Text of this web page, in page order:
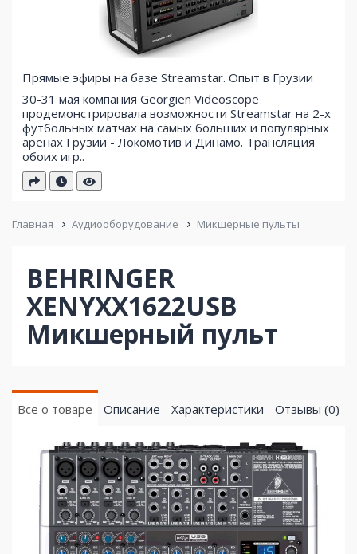
Прямые эфиры на базе Streamstar. Опыт в Грузии
30-31 мая компания Georgien Videoscope
продемонстрировала возможности Streamstar на 2-х
футбольных матчах на самых больших и популярных
аренах Грузии - Локомотив и Динамо. Трансляция
обоих игр..
Главная Аудиооборудование Микшерные пульты
BEHRINGER
XENYXX1622USB
Микшерный пульт
Все о товаре Описание Характеристики Отзывы (0)